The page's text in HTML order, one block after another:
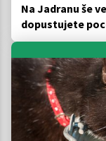
Na Jadranu še
dopustujete
za pet evrov